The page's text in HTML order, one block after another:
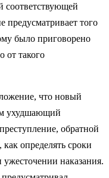
соответствующей
предусматривает того
было приговорено
от такого
что новый
ухудшающий
обратной
определять сроки
наказания.